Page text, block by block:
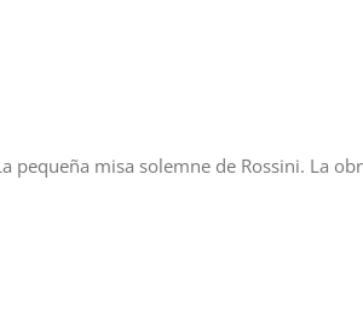
pequeña misa solemne de Rossini. La